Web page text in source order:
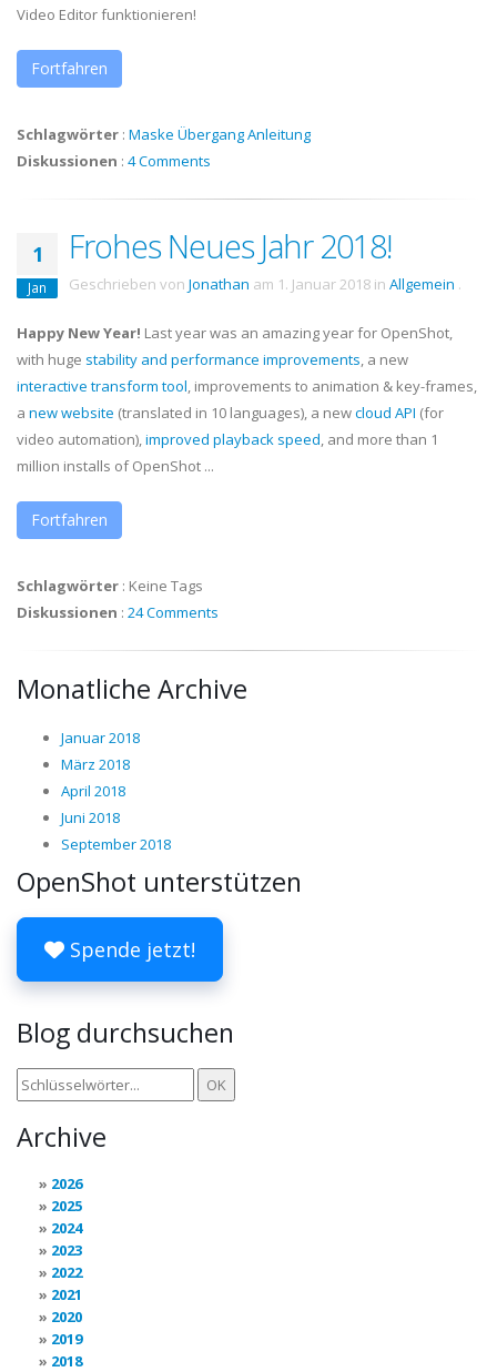
Video Editor funktionieren!
Fortfahren
Schlagwörter : Maske ÜbergangAnleitung
Diskussionen : 4 Comments
1
Jan
Frohes Neues Jahr 2018!
Geschrieben von Jonathan am 1. Januar 2018 in Allgemein .
Happy New Year! Last year was an amazing year for OpenShot,
with huge stability and performance improvements, a new
interactive transform tool, improvements to animation & key-frames,
a new website (translated in 10 languages), a newcloud API (for
video automation),improved playback speed, and more than 1
million installs of OpenShot ...
Fortfahren
Schlagwörter : Keine Tags
Diskussionen : 24 Comments
Monatliche Archive
Januar 2018
März 2018
April 2018
Juni 2018
September 2018
OpenShot unterstützen
Spende jetzt!
Blog durchsuchen
Archive
2026
2025
2024
2023
2022
2021
2020
2019
2018